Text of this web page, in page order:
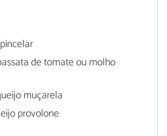
de tomate ou molho
muçarela
provolone